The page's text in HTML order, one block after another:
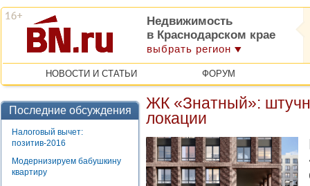
Недвижимость
в Краснодарском крае
выбрать регион
НОВОСТИ И СТАТЬИ ФОРУМ
Последние обсуждения
Налоговый вычет:
позитив-2016
Модернизируем бабушкину
квартиру
ЖК «Знатный»:
локации